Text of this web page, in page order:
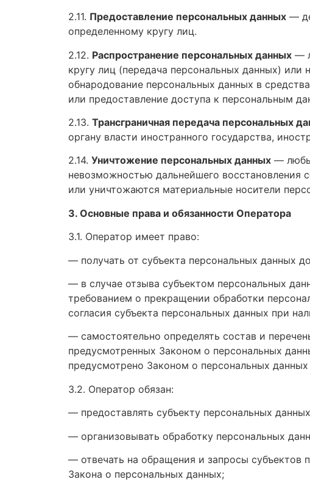
2.11. Предоставление персональных данных —
определенному кругу лиц.
2.12. Распространение персональных данных —
кругу лиц (передача персональных данных)
обнародование персональных данных в
или предоставление доступа к персональным
2.13. Трансграничная передача персональных
органу власти иностранного государства,
2.14. Уничтожение персональных данных —
невозможностью дальнейшего
или уничтожаются материальные носители
3. Основные права и обязанности Оператора
3.1. Оператор имеет право:
— получать от субъекта персональных данных
— в случае отзыва субъектом персональных
требованием о прекращении обработки
согласия субъекта персональных данных при
— самостоятельно определять состав и
предусмотренных Законом о персональных
предусмотрено Законом о персональных
3.2. Оператор обязан:
— предоставлять субъекту персональных
— организовывать обработку персональных
— отвечать на обращения и запросы субъектов
Закона о персональных данных;